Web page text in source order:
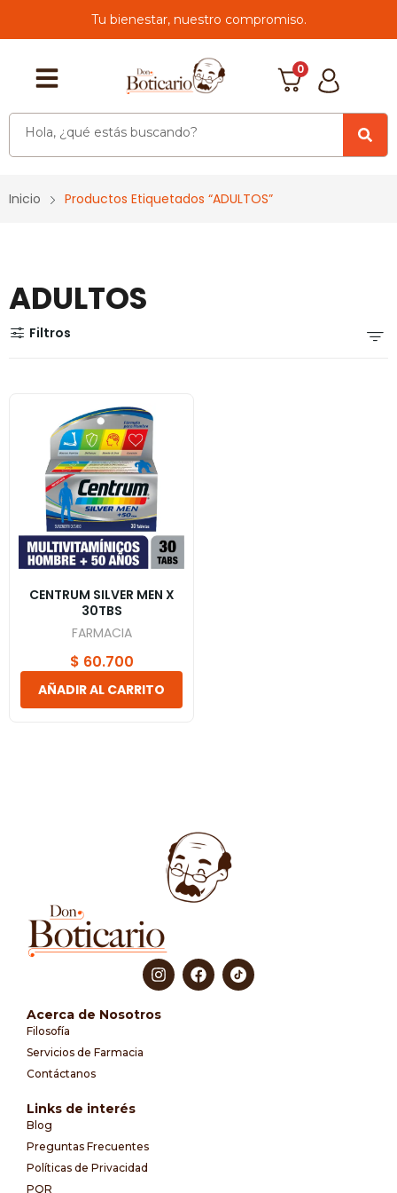
Tu bienestar, nuestro compromiso.
0
Inicio Productos Etiquetados “ADULTOS”
ADULTOS
Filtros
CENTRUM SILVER MEN X
30TBS
FARMACIA
$ 60.700
AÑADIR AL CARRITO
Acerca de Nosotros
Filosofía
Servicios de Farmacia
Contáctanos
Links de interés
Blog
Preguntas Frecuentes
Políticas de Privacidad
PQR